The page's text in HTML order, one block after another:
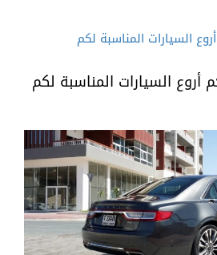
أروع السيارات المناسبة لكم